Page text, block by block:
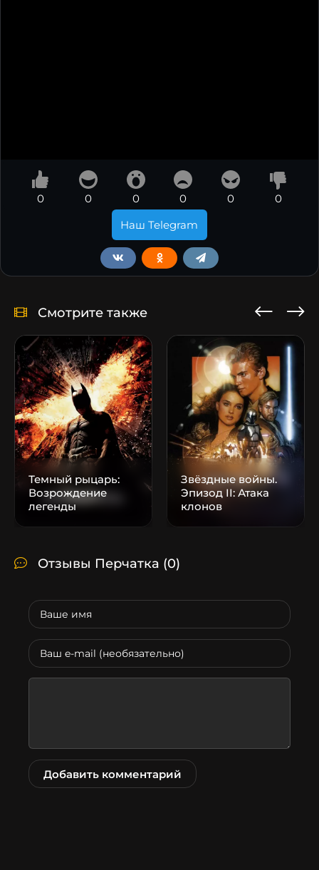
0 0 0 0 0
0
Наш Telegram
Смотрите также
Темный рыцарь:
Возрождение
легенды
Звёздные войны.
Эпизод II: Атака
клонов
Отзывы Перчатка (0)
Добавить комментарий